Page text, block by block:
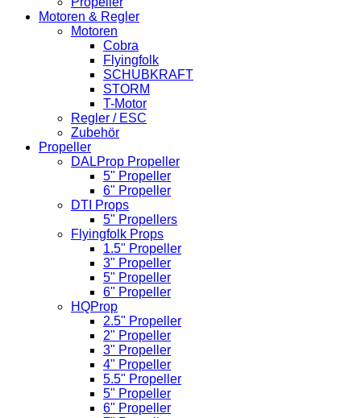
Motoren & Regler
Motoren
Cobra
Flyingfolk
SCHUBKRAFT
STORM
T-Motor
Regler / ESC
Zubehör
Propeller
DALProp Propeller
5" Propeller
6" Propeller
DTI Props
5" Propellers
Flyingfolk Props
1.5" Propeller
3" Propeller
5" Propeller
6" Propeller
HQProp
2.5" Propeller
2" Propeller
3" Propeller
4" Propeller
5.5" Propeller
5" Propeller
6" Propeller